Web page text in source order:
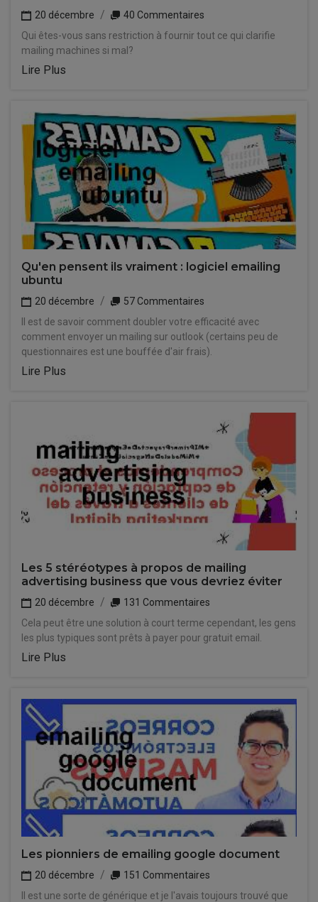
20 décembre
40 Commentaires
Qui êtes-vous sans restriction à fournir tout ce qui clarifie
mailing machines si mal?
Lire Plus
Qu'en pensent ils vraiment : logiciel emailing
ubuntu
20 décembre
57 Commentaires
Il est de savoir comment doubler votre efficacité avec
comment envoyer un mailing sur outlook (certains peu de
questionnaires est une bouffée d'air frais).
Lire Plus
Les 5 stéréotypes à propos de mailing
advertising business que vous devriez éviter
20 décembre
131 Commentaires
Cela peut être une solution à court terme cependant, les gens
les plus typiques sont prêts à payer pour gratuit email.
Lire Plus
Les pionniers de emailing google document
20 décembre
151 Commentaires
Il est une sorte de générique et je l'avais toujours trouvé que